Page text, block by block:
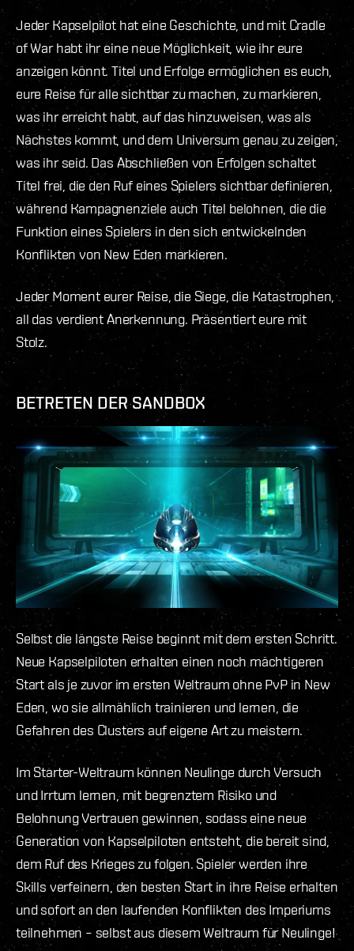
Jeder Kapselpilot hat eine Geschichte, und mit Cradle
of War habt ihr eine neue Möglichkeit, wie ihr eure
anzeigen könnt. Titel und Erfolge ermöglichen es euch,
eure Reise für alle sichtbar zu machen, zu markieren,
was ihr erreicht habt, auf das hinzuweisen, was als
Nächstes kommt, und dem Universum genau zu zeigen,
was ihr seid. Das Abschließen von Erfolgen schaltet
Titel frei, die den Ruf eines Spielers sichtbar definieren,
während Kampagnenziele auch Titel belohnen, die die
Funktion eines Spielers in den sich entwickelnden
Konflikten von New Eden markieren.
Jeder Moment eurer Reise, die Siege, die Katastrophen,
all das verdient Anerkennung. Präsentiert eure mit
Stolz.
BETRETEN DER SANDBOX
Selbst die längste Reise beginnt mit dem ersten Schritt.
Neue Kapselpiloten erhalten einen noch mächtigeren
Start als je zuvor im ersten Weltraum ohne PvP in New
Eden, wo sie allmählich trainieren und lernen, die
Gefahren des Clusters auf eigene Art zu meistern.
Im Starter-Weltraum können Neulinge durch Versuch
und Irrtum lernen, mit begrenztem Risiko und
Belohnung Vertrauen gewinnen, sodass eine neue
Generation von Kapselpiloten entsteht, die bereit sind,
dem Ruf des Krieges zu folgen. Spieler werden ihre
Skills verfeinern, den besten Start in ihre Reise erhalten
und sofort an den laufenden Konflikten des Imperiums
teilnehmen – selbst aus diesem Weltraum für Neulinge!